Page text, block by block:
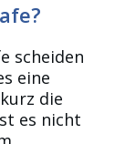
scheiden
eine
die
es nicht